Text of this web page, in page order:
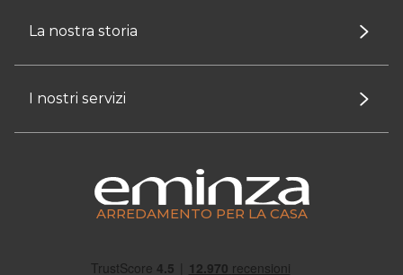
La nostra storia
I nostri servizi
ARREDAMENTO PER LA CASA